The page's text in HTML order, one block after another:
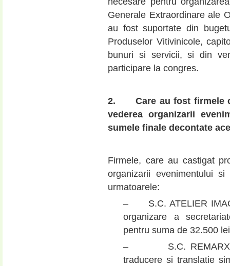
Generale Extraordinare ale
au fost suportate din
Produselor Vitivinicole,
bunuri si servicii, si din
participare la congres.
2.Care au fost firmele
vederea organizarii
sumele finale decontate
Firmele, care au castigat
organizarii evenimentului
urmatoarele:
– S.C. ATELIER
organizare a
pentru suma de 32.500
– S.C. REMARX
traducere si translatie